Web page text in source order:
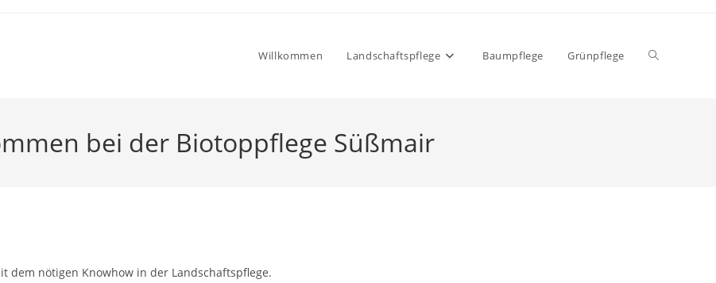
Willkommen Landschaftspflege Baumpflege Grünpflege Website-
bei der Biotoppflege Süßmair
dem nötigen Knowhow in der Landschaftspflege.